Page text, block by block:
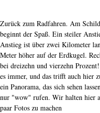
Zurück zum Radfahren. Am
beginnt der Spaß. Ein steiler
Anstieg ist über zwei Kilometer
Meter höher auf der Erdkugel.
bei dreizehn und vierzehn
es immer, und das trifft auch hier
ein Panorama, das sich sehen
nur "wow" rufen. Wir halten hier
paar Fotos zu machen